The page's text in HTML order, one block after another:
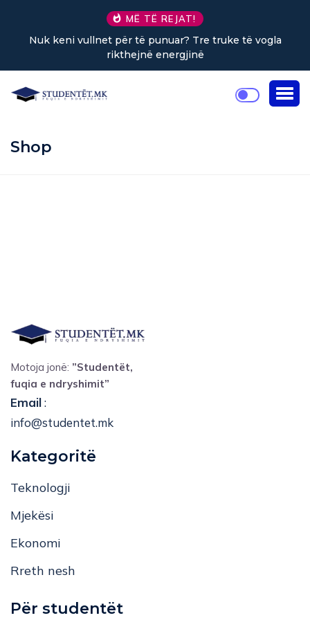
MË TË REJAT!
Nuk keni vullnet për të punuar? Tre truke të vogla
rikthejnë energjinë
Shop
Motoja jonë: ”Studentët,
fuqia e ndryshimit”
Email:
info@studentet.mk
Kategoritë
Teknologji
Mjekësi
Ekonomi
Rreth nesh
Për studentët